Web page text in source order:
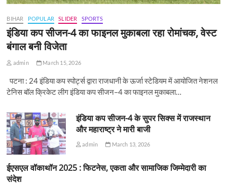
BIHAR POPULAR SLIDER SPORTS
इंडिया कप सीजन-4 का फाइनल मुकाबला रहा रोमांचक, वेस्ट
बंगाल बनी विजेता
admin March 15, 2026
पटना : 24 इंडिया कप स्पोर्ट्स द्वारा राजधानी के ऊर्जा स्टेडियम में आयोजित नेशनल
टेनिस बॉल क्रिकेट लीग इंडिया कप सीजन–4 का फाइनल मुकाबला…
इंडिया कप सीजन-4 के सुपर सिक्स में राजस्थान
और महाराष्ट्र ने मारी बाजी
admin March 13, 2026
ईएसएल वॉकाथॉन 2025 : फिटनेस, एकता और सामाजिक जिम्मेदारी का
संदेश